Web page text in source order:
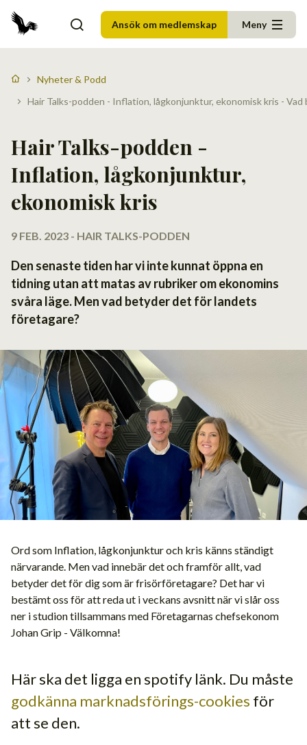
Ansök om medlemskap Meny
Nyheter & Podd
Hair Talks-podden - Inflation, lågkonjunktur, ekonomisk kris -
Hair Talks-podden -
Inflation, lågkonjunktur,
ekonomisk kris
9 FEB. 2023 - HAIR TALKS-PODDEN
Den senaste tiden har vi inte kunnat öppna en
tidning utan att matas av rubriker om ekonomins
svåra läge. Men vad betyder det för landets
företagare?
Ord som Inflation, lågkonjunktur och kris känns ständigt
närvarande. Men vad innebär det och framför allt, vad
betyder det för dig som är frisörföretagare? Det har vi
bestämt oss för att reda ut i veckans avsnitt när vi slår oss
ner i studion tillsammans med Företagarnas chefsekonom
Johan Grip - Välkomna!
Här ska det ligga en spotify länk. Du måste
godkänna marknadsförings-cookies för
att se den.